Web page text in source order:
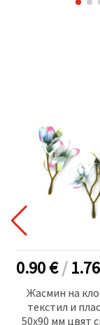
0.90 €/1.76
Жасмин на
текстил и
50x90 мм цвят